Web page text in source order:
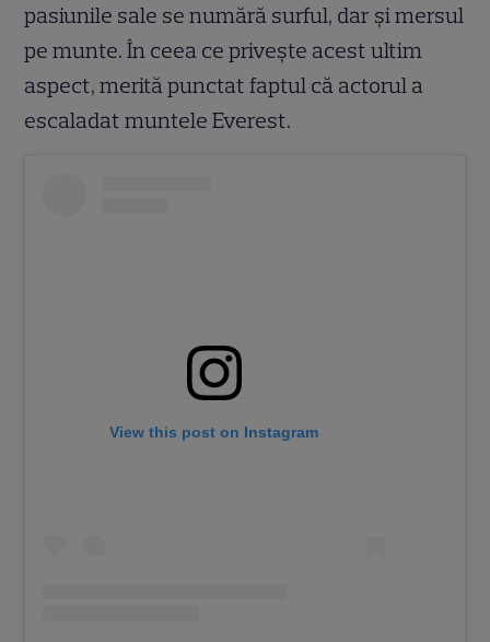
pasiunile sale se numără surful, dar și mersul
pe munte. În ceea ce privește acest ultim
aspect, merită punctat faptul că actorul a
escaladat muntele Everest.
View this post on Instagram